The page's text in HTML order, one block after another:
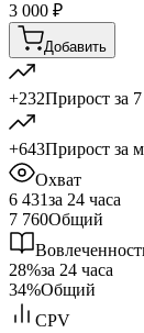
3 000 ₽
Добавить
+232Прирост за
+643Прирост за
Охват
6 431за 24 часа
7 760Общий
28%за 24 часа
34%Общий
CPV